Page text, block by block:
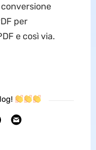
per
e così via.